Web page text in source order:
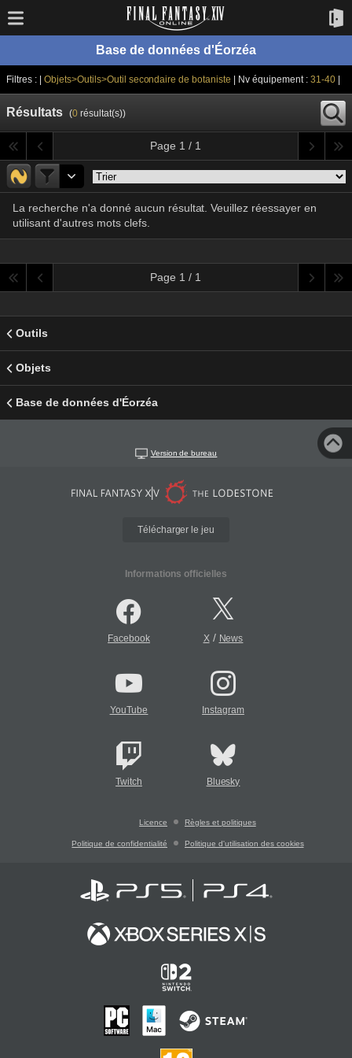
Base de données d'Éorzéa
Filtres : | Objets>Outils>Outil secondaire de botaniste | Nv équipement : 31-40|
Résultats (0résultat(s))
Page 1 / 1
La recherche n'a donné aucun résultat. Veuillez réessayer en
utilisant d'autres mots clefs.
Page 1 / 1
Outils
Objets
Base de données d'Éorzéa
Version de bureau
Télécharger le jeu
Informations officielles
Facebook X/ News
YouTube Instagram
Twitch Bluesky
Licence Règles et politiques
Politique de confidentialité Politique d'utilisation des cookies